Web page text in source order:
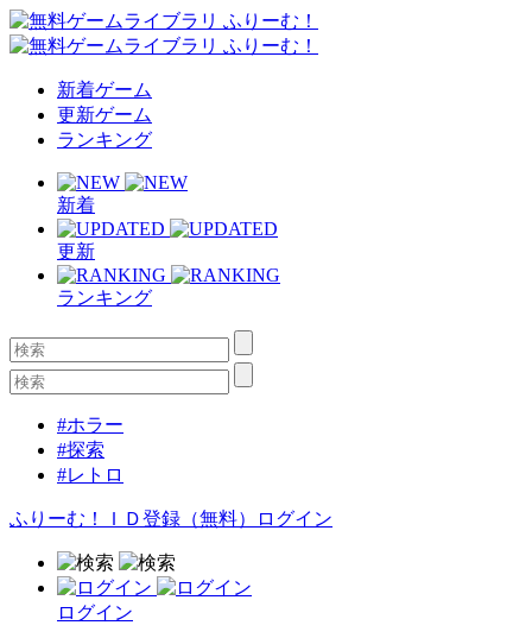
新着ゲーム
更新ゲーム
ランキング
新着
更新
ランキング
#ホラー
#探索
#レトロ
ふりーむ！ＩＤ登録（無料） ログイン
ログイン